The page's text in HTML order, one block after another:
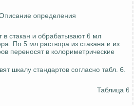
определения
в стакан и обрабатывают 6 мл
По 5 мл раствора из стакана и из
переносят в колориметрические
шкалу стандартов согласно табл. 6.
Таблица 6